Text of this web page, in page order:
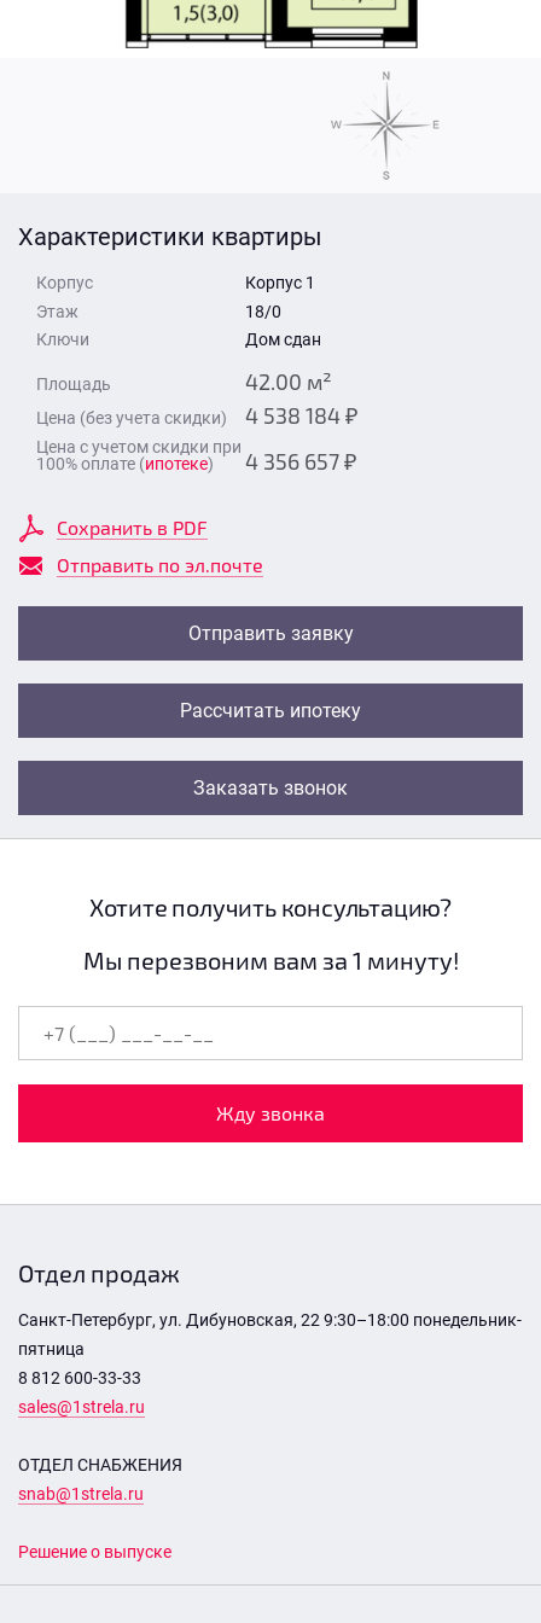
Характеристики квартиры
Корпус
Корпус 1
Этаж
18/0
Ключи
Дом сдан
Площадь 42.00 м²
Цена (без учета скидки) 4 538 184 ₽
Цена с учетом скидки при
100% оплате (ипотеке) 4 356 657 ₽
Сохранить в PDF
Отправить по эл.почте
Отправить заявку
Рассчитать ипотеку
Заказать звонок
Стоимость квартиры
Время для звонка
Отправить
Время для звонка
Отправить
Хотите получить консультацию?
Мы перезвоним вам за 1 минуту!
Жду звонка
Отдел продаж
Санкт-Петербург, ул. Дибуновская, 22 9:30–18:00 понедельник-
пятница
8 812 600-33-33
sales@1strela.ru
ОТДЕЛ СНАБЖЕНИЯ
snab@1strela.ru
Решение о выпуске